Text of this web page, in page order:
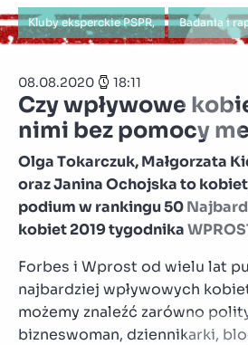
Kluby eksperckie PSPR, Badania i
08.08.2020 18:11
Czy wpływowe
nimi bez pomocy
Olga Tokarczuk, Małgorzata
oraz Janina Ochojska to
podium w rankingu 50
kobiet 2019 tygodnika
Forbes i Wprost od wielu lat
najbardziej wpływowych
możemy znaleźć zarówno
bizneswoman, dziennikarki,